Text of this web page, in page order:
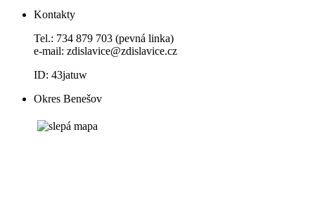
Kontakty
Tel.: 734 879 703 (pevná linka)
e-mail: zdislavice@zdislavice.cz
ID: 43jatuw
Okres Benešov